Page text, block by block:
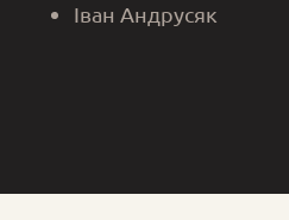
Іван Андрусяк